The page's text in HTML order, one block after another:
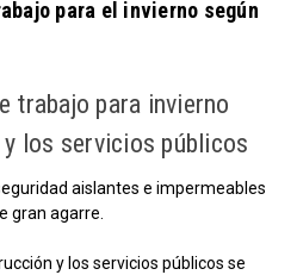
para el invierno según
trabajo para invierno
los servicios públicos
aislantes e impermeables
gran agarre.
y los servicios públicos se